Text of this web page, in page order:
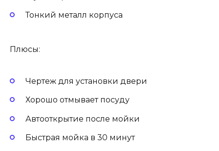
Тонкий металл корпуса
Плюсы:
Чертеж для установки двери
Хорошо отмывает посуду
Автооткрытие после мойки
Быстрая мойка в 30 минут